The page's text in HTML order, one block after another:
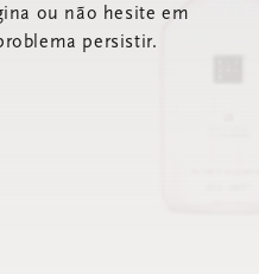
ou não hesite em
persistir.